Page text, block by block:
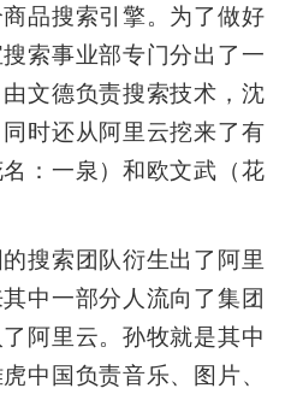
品搜索引擎。为了做好
索事业部专门分出了一
文德负责搜索技术，沈
时还从阿里云挖来了有
：一泉）和欧文武（花
搜索团队衍生出了阿里
中一部分人流向了集团
阿里云。孙牧就是其中
中国负责音乐、图片、